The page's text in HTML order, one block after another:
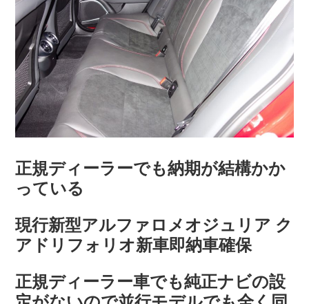
正規ディーラーでも納期が結構かか
っている
現行新型アルファロメオジュリア ク
アドリフォリオ新車即納車確保
正規ディーラー車でも純正ナビの設